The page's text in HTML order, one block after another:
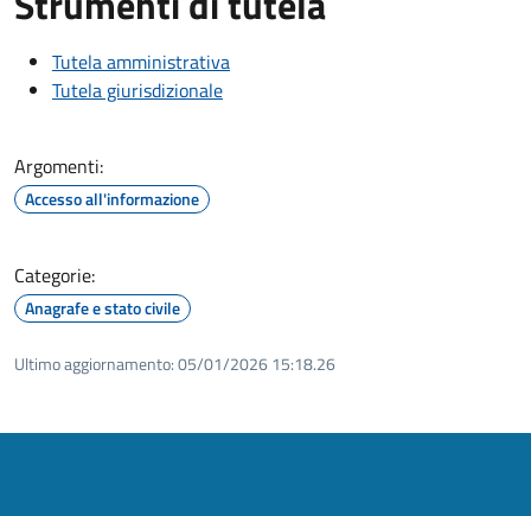
Tutela amministrativa
Tutela giurisdizionale
Argomenti:
Accesso all'informazione
Categorie:
Anagrafe e stato civile
Ultimo aggiornamento:05/01/2026 15:18.26